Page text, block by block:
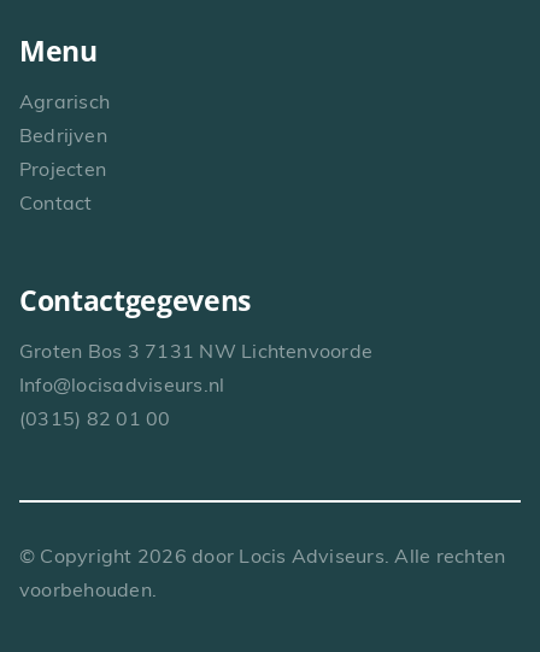
Menu
Agrarisch
Bedrijven
Projecten
Contact
Contactgegevens
Groten Bos 3 7131 NW Lichtenvoorde
Info@locisadviseurs.nl
(0315) 82 01 00
© Copyright 2026 door Locis Adviseurs. Alle rechten
voorbehouden.